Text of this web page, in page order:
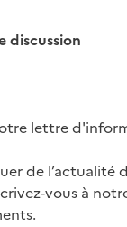
discussion
lettre
de l’actualité
vous à